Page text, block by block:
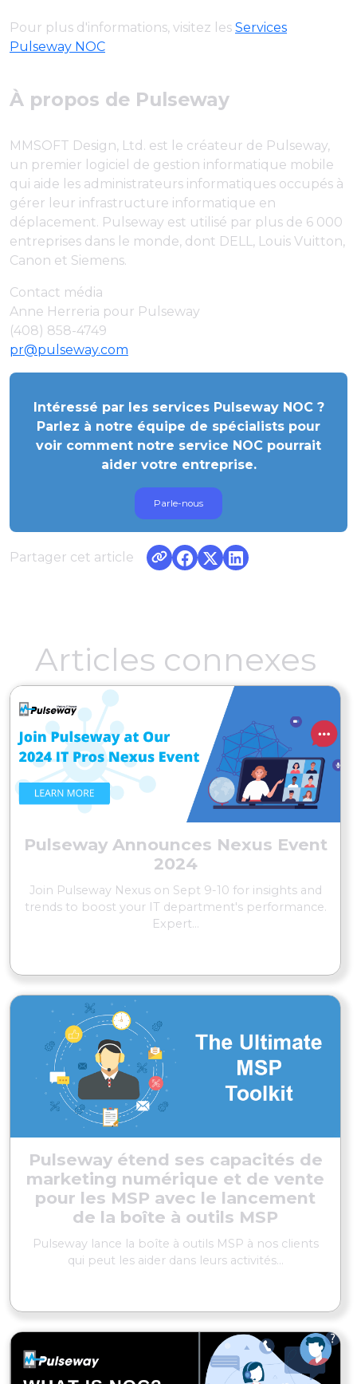
Pour plus d'informations, visitez les Services
Pulseway NOC
À propos de Pulseway
MMSOFT Design, Ltd. est le créateur de Pulseway,
un premier logiciel de gestion informatique mobile
qui aide les administrateurs informatiques occupés à
gérer leur infrastructure informatique en
déplacement. Pulseway est utilisé par plus de 6 000
entreprises dans le monde, dont DELL, Louis Vuitton,
Canon et Siemens.
Contact média
Anne Herreria pour Pulseway
(408) 858-4749
pr@pulseway.com
Intéressé par les services Pulseway NOC ?
Parlez à notre équipe de spécialists pour
voir comment notre service NOC pourrait
aider votre entreprise.
Parle-nous
Partager cet article
Articles connexes
Pulseway Announces Nexus Event
2024
Join Pulseway Nexus on Sept 9-10 for insights and
trends to boost your IT department's performance.
Expert...
Pulseway étend ses capacités de
marketing numérique et de vente
pour les MSP avec le lancement
de la boîte à outils MSP
Pulseway lance la boîte à outils MSP à nos clients
qui peut les aider dans leurs activités...